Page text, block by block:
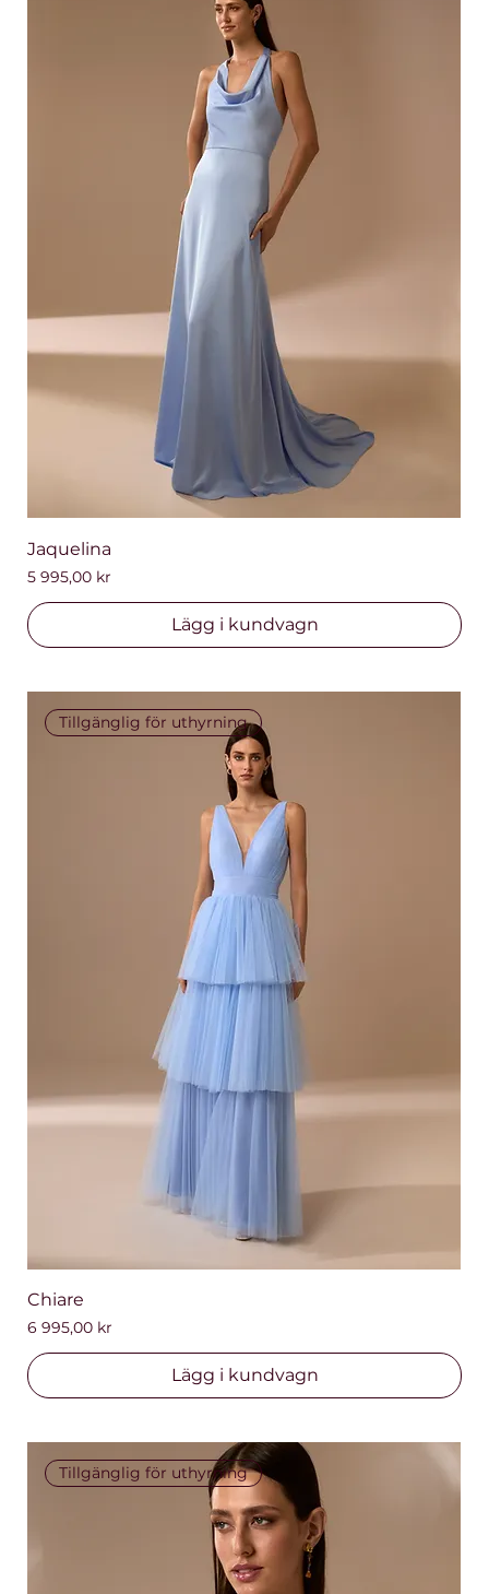
Jaquelina
Pris
5 995,00 kr
Lägg i kundvagn
Tillgänglig för uthyrning
Chiare
Pris
6 995,00 kr
Lägg i kundvagn
Tillgänglig för uthyrning